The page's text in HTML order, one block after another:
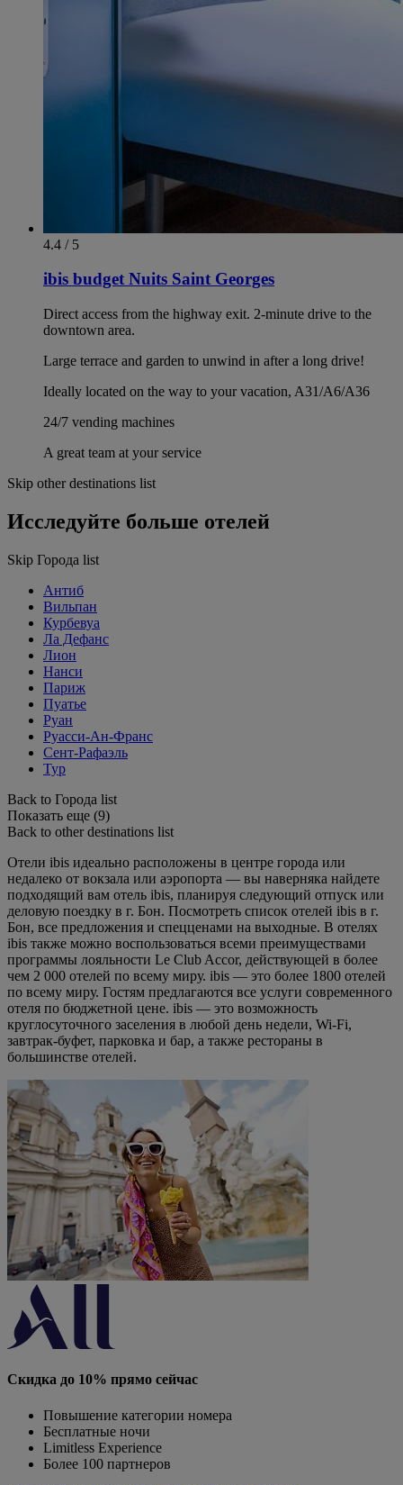
4.4 / 5
ibis budget Nuits Saint Georges
Direct access from the highway exit. 2-minute drive to the
downtown area.
Large terrace and garden to unwind in after a long drive!
Ideally located on the way to your vacation, A31/A6/A36
24/7 vending machines
A great team at your service
Skip other destinations list
Исследуйте больше отелей
Skip Города list
Антиб
Вильпан
Курбевуа
Ла Дефанс
Лион
Нанси
Париж
Пуатье
Руан
Руасси-Ан-Франс
Сент-Рафаэль
Тур
Back to Города list
Показать еще (9)
Back to other destinations list
Отели ibis идеально расположены в центре города или
недалеко от вокзала или аэропорта — вы наверняка найдете
подходящий вам отель ibis, планируя следующий отпуск или
деловую поездку в г. Бон. Посмотреть список отелей ibis в г.
Бон, все предложения и спецценами на выходные. В отелях
ibis также можно воспользоваться всеми преимуществами
программы лояльности Le Club Accor, действующей в более
чем 2 000 отелей по всему миру. ibis — это более 1800 отелей
по всему миру. Гостям предлагаются все услуги современного
отеля по бюджетной цене. ibis — это возможность
круглосуточного заселения в любой день недели, Wi-Fi,
завтрак-буфет, парковка и бар, а также рестораны в
большинстве отелей.
Скидка до 10% прямо сейчас
Повышение категории номера
Бесплатные ночи
Limitless Experience
Более 100 партнеров